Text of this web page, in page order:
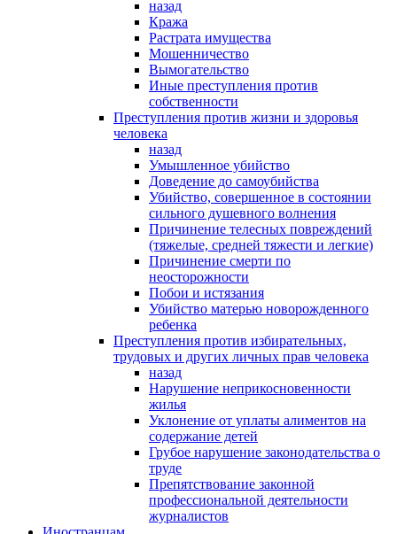
назад
Кража
Растрата имущества
Мошенничество
Вымогательство
Иные преступления против
собственности
Преступления против жизни и здоровья
человека
назад
Умышленное убийство
Доведение до самоубийства
Убийство, совершенное в состоянии
сильного душевного волнения
Причинение телесных повреждений
(тяжелые, средней тяжести и легкие)
Причинение смерти по
неосторожности
Побои и истязания
Убийство матерью новорожденного
ребенка
Преступления против избирательных,
трудовых и других личных прав человека
назад
Нарушение неприкосновенности
жилья
Уклонение от уплаты алиментов на
содержание детей
Грубое нарушение законодательства о
труде
Препятствование законной
профессиональной деятельности
журналистов